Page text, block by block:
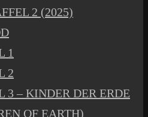
2 (2025)
1
2
3 – KINDER DER ERDE
OF EARTH)